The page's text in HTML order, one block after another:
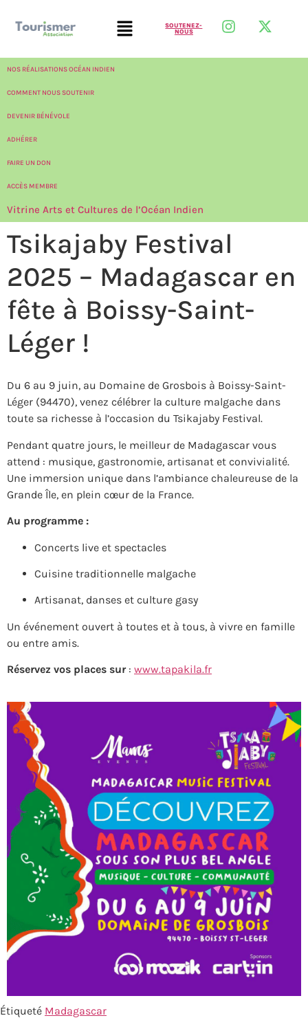
SOUTENEZ-
NOUS
NOS RÉALISATIONS OCÉAN INDIEN
COMMENT NOUS SOUTENIR
DEVENIR BÉNÉVOLE
ADHÉRER
FAIRE UN DON
ACCÈS MEMBRE
Vitrine Arts et Cultures de l’Océan Indien
Tsikajaby Festival
2025 – Madagascar en
fête à Boissy-Saint-
Léger !
Du 6 au 9 juin, au Domaine de Grosbois à Boissy-Saint-
Léger (94470), venez célébrer la culture malgache dans
toute sa richesse à l’occasion du Tsikajaby Festival.
Pendant quatre jours, le meilleur de Madagascar vous
attend : musique, gastronomie, artisanat et convivialité.
Une immersion unique dans l’ambiance chaleureuse de la
Grande Île, en plein cœur de la France.
Au programme :
Concerts live et spectacles
Cuisine traditionnelle malgache
Artisanat, danses et culture gasy
Un événement ouvert à toutes et à tous, à vivre en famille
ou entre amis.
Réservez vos places sur: www.tapakila.fr
Étiqueté Madagascar